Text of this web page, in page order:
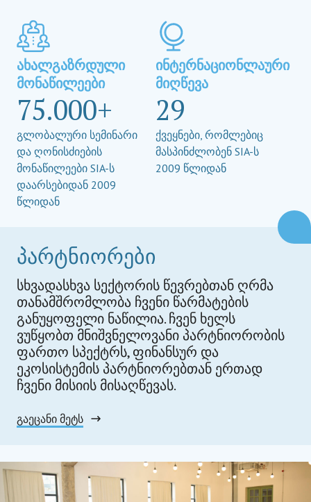
ახალგაზრდული
მონაწილეები
75.000+
გლობალური სემინარი
და ღონისძიების
მონაწილეები SIA-ს
დაარსებიდან 2009
წლიდან
ინტერნაციონლაური
მიღწევა
29
ქვეყნები, რომლებიც
მასპინძლობენ SIA-ს
2009 წლიდან
პარტნიორები
სხვადასხვა სექტორის წევრებთან ღრმა
თანამშრომლობა ჩვენი წარმატების
განუყოფელი ნაწილია. ჩვენ ხელს
ვუწყობთ მნიშვნელოვანი პარტნიორობის
ფართო სპექტრს, ფინანსურ და
ეკოსისტემის პარტნიორებთან ერთად
ჩვენი მისიის მისაღწევას.
გაეცანი მეტს